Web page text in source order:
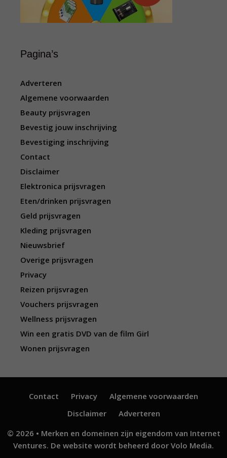
Pagina’s
Adverteren
Algemene voorwaarden
Beauty prijsvragen
Bevestig jouw inschrijving
Bevestiging inschrijving
Contact
Disclaimer
Elektronica prijsvragen
Eten/drinken prijsvragen
Geld prijsvragen
Kleding prijsvragen
Nieuwsbrief
Overige prijsvragen
Privacy
Reizen prijsvragen
Vouchers prijsvragen
Wellness prijsvragen
Win een gratis DVD van de film Girl
Wonen prijsvragen
Contact Privacy
Algemene voorwaarden
Disclaimer
Adverteren
© 2026 • Merken en domeinen zijn eigendom van Internet
Ventures. De website wordt beheerd door Volo Media.